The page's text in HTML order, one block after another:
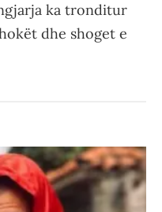
ka tronditur
dhe shoget e